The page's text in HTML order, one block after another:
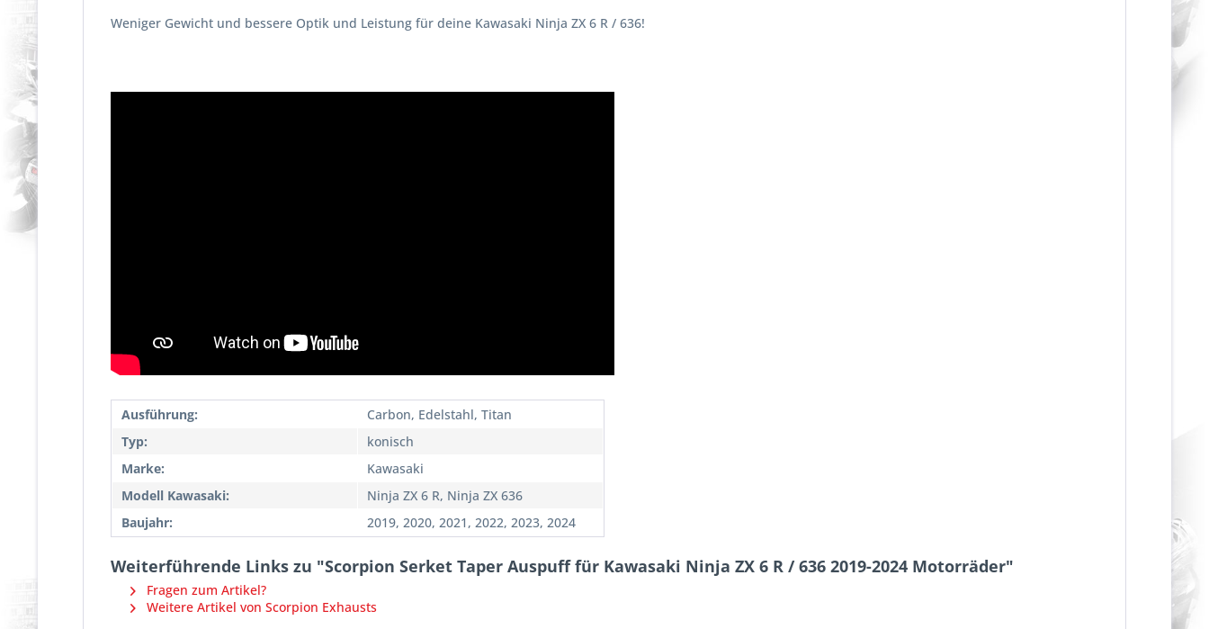
Weniger Gewicht und bessere Optik und Leistung für deine Kawasaki Ninja ZX 6 R / 636!
Ausführung:
Carbon, Edelstahl, Titan
Typ:
konisch
Marke:
Kawasaki
Modell Kawasaki:
Ninja ZX 6 R, Ninja ZX 636
Baujahr:
2019, 2020, 2021, 2022, 2023, 2024
Weiterführende Links zu "Scorpion Serket Taper Auspuff für Kawasaki Ninja ZX 6 R / 636 2019-2024 Motorräder"
Fragen zum Artikel?
Weitere Artikel von Scorpion Exhausts